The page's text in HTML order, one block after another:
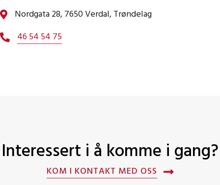
Nordgata 28, 7650 Verdal, Trøndelag
46 54 54 75
Interessert i å komme i gang?
KOM I KONTAKT MED OSS